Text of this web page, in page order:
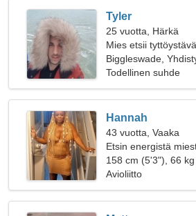
Tyler
25 vuotta, Härkä
Mies etsii
Biggleswade,
Todellinen suhde
Hannah
43 vuotta, Vaaka
Etsin energistä
158 cm (5'3"), 66
Avioliitto